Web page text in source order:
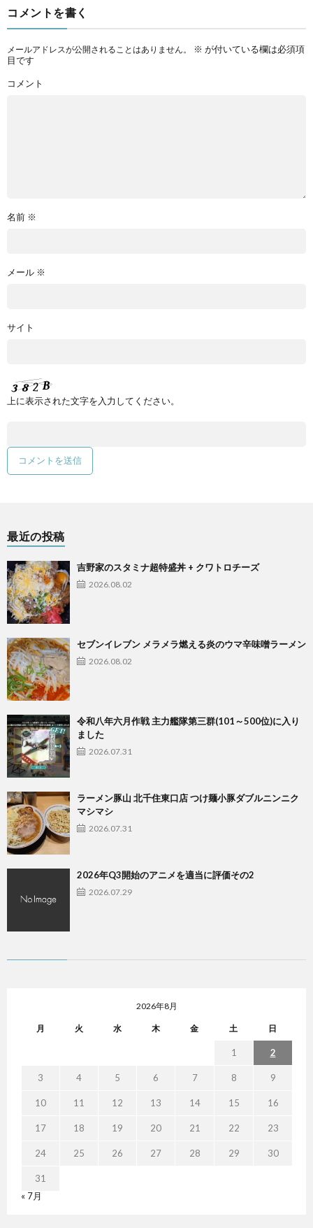
コメントを書く
メールアドレスが公開されることはありません。 ※ が付いている欄は必須項
目です
コメント
名前 ※
メール ※
サイト
上に表示された文字を入力してください。
最近の投稿
吉野家のスタミナ超特盛丼 + クワトロチーズ
2026.08.02
セブンイレブン メラメラ燃える炎のウマ辛味噌ラーメン
2026.08.02
令和八年六月作戦 主力艦隊第三群(101～500位)に入り
ました
2026.07.31
ラーメン豚山 北千住東口店 つけ麺小豚ダブルニンニク
マシマシ
2026.07.31
2026年Q3開始のアニメを適当に評価その2
2026.07.29
2026年8月
月 火 水 木 金 土 日
1 2
3 4 5 6 7 8 9
10 11 12 13 14 15 16
17 18 19 20 21 22 23
24 25 26 27 28 29 30
31
« 7月